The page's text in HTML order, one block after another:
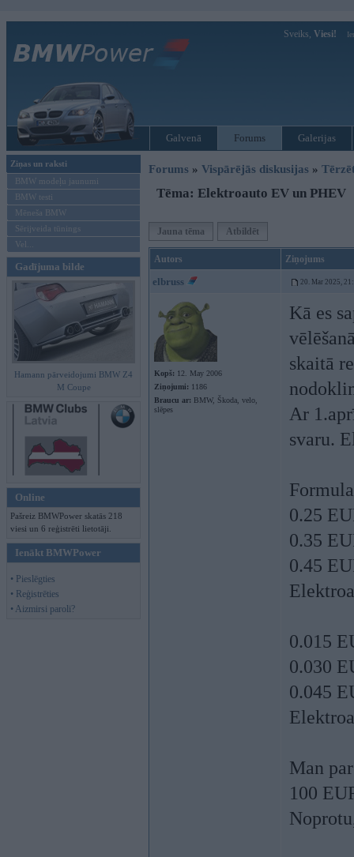
Sveiks, Viesi!
Galvenā Forums Galerijas
Ziņas un raksti
BMW modeļu jaunumi
BMW testi
Mēneša BMW
Sērijveida tūnings
Vel...
Gadījuma bilde
Hamann pārveidojumi BMW Z4
M Coupe
Online
Pašreiz BMWPower skatās 218
viesi un 6 reģistrēti lietotāji.
Ienākt BMWPower
• Pieslēgties
• Reģistrēties
• Aizmirsi paroli?
Forums » Vispārējās diskusijas »
Tēma: Elektroauto EV un PHEV
Jauna tēma Atbildēt
Autors Ziņojums
elbruss 20. Mar 2025,
Kopš: 12. May 2006
Ziņojumi: 1186
Braucu ar: BMW, Škoda, velo,
slēpes
Kā es
skaitā
Ar
svaru.
0.25
0.35
0.45
0.015
0.030
0.045
Man
100